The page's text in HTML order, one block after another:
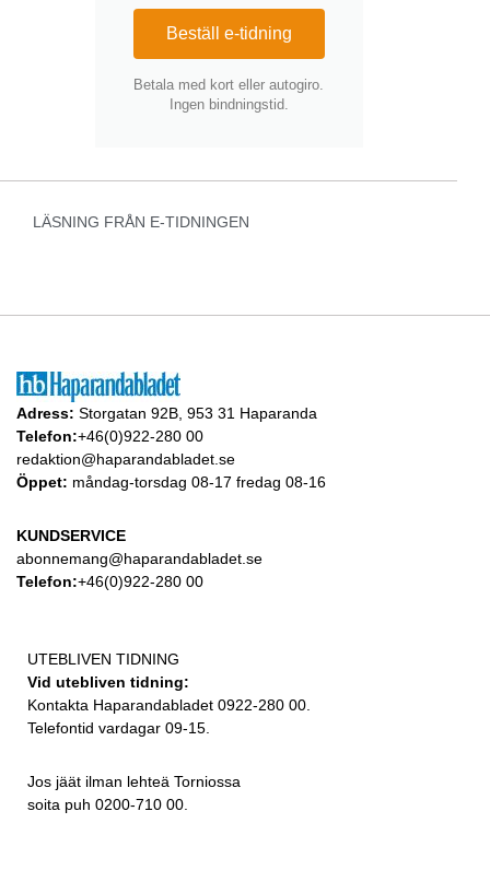
Beställ e-tidning
Betala med kort eller autogiro.
Ingen bindningstid.
LÄSNING FRÅN E-TIDNINGEN
Adress: Storgatan 92B, 953 31 Haparanda
Telefon:+46(0)922-280 00
redaktion@haparandabladet.se
Öppet: måndag-torsdag 08-17 fredag 08-16
KUNDSERVICE
abonnemang@haparandabladet.se
Telefon:+46(0)922-280 00
UTEBLIVEN TIDNING
Vid utebliven tidning:
Kontakta Haparandabladet 0922-280 00.
Telefontid vardagar 09-15.
Jos jäät ilman lehteä Torniossa
soita puh 0200-710 00.